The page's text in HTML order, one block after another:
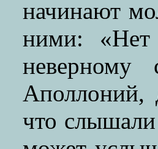
начинают
ними: «Нет
Аполлоний,
что слышали